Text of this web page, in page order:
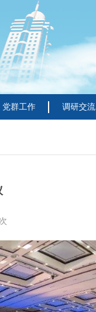
党群工作 调研交流
次